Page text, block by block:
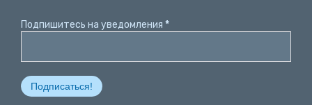
Подпишитесь на уведомления *